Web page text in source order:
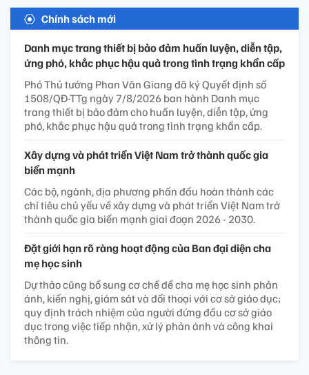
Chính sách mới
Danh mục trang thiết bị bảo đảm huấn luyện, diễn tập,
ứng phó, khắc phục hậu quả trong tình trạng khẩn cấp
Phó Thủ tướng Phan Văn Giang đã ký Quyết định số
1508/QĐ-TTg ngày 7/8/2026 ban hành Danh mục
trang thiết bị bảo đảm cho huấn luyện, diễn tập, ứng
phó, khắc phục hậu quả trong tình trạng khẩn cấp.
Xây dựng và phát triển Việt Nam trở thành quốc gia
biển mạnh
Các bộ, ngành, địa phương phấn đấu hoàn thành các
chỉ tiêu chủ yếu về xây dựng và phát triển Việt Nam trở
thành quốc gia biển mạnh giai đoạn 2026 - 2030.
Đặt giới hạn rõ ràng hoạt động của Ban đại diện cha
mẹ học sinh
Dự thảo cũng bổ sung cơ chế để cha mẹ học sinh phản
ánh, kiến nghị, giám sát và đối thoại với cơ sở giáo dục;
quy định trách nhiệm của người đứng đầu cơ sở giáo
dục trong việc tiếp nhận, xử lý phản ánh và công khai
thông tin.